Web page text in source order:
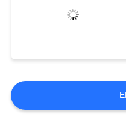
VR
ΣΧΕΤΙΚΆ